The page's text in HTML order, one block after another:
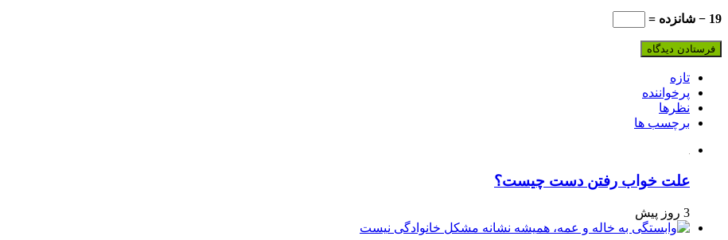
19 − شانزده =
تازه
پرخواننده
نظرها
برچسب ها
علت خواب رفتن دست چیست؟
3 روز پیش